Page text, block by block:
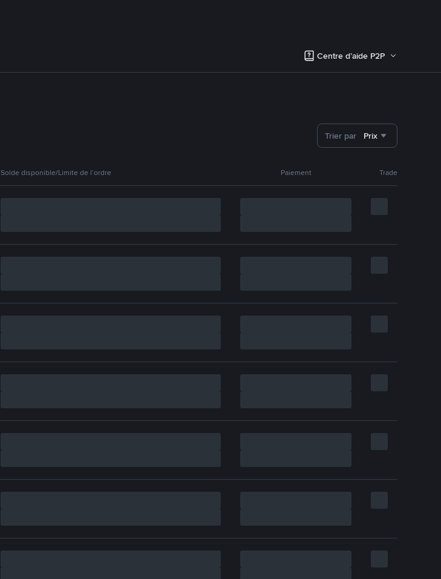
Centre d’aide P2P
Trier par Prix
Solde disponible/Limite de l’ordre Paiement Trade